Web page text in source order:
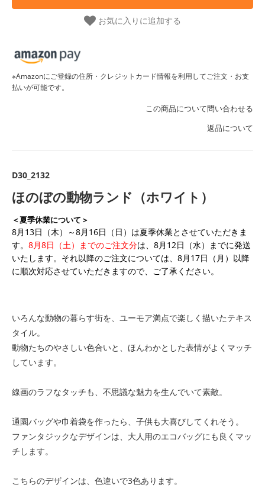
お気に入りに追加する
※Amazonにご登録の住所・クレジットカード情報を利用してご注文・お支
払いが可能です。
この商品について問い合わせる
返品について
D30_2132
ほのぼの動物ランド（ホワイト）
＜夏季休業について＞
8月13日（木）～8月16日（日）は夏季休業とさせていただきま
す。 8月8日（土）までのご注文分は、8月12日（水）までに発送
いたします。それ以降のご注文については、8月17日（月）以降
に順次対応させていただきますので、ご了承ください。
いろんな動物の暮らす街を、ユーモア満点で楽しく描いたテキス
タイル。
動物たちのやさしい色合いと、ほんわかとした表情がよくマッチ
しています。
線画のラフなタッチも、不思議な魅力を生んでいて素敵。
通園バッグや巾着袋を作ったら、子供も大喜びしてくれそう。
ファンタジックなデザインは、大人用のエコバッグにも良くマッ
チします。
こちらのデザインは、色違いで3色あります。